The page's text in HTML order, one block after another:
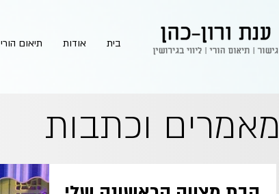
תיאום הורי אודות בית
מאמרים וכתבות